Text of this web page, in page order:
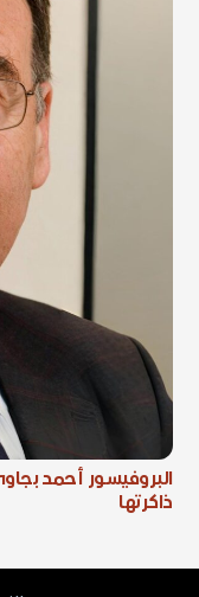
البروفيسور أحمد
ذاكرتها